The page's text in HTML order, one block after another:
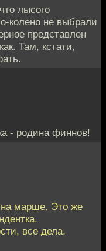
лысого
колено не выбрали
представлен
Там, кстати,
- родина финнов!
на марше. Это же
все дела.